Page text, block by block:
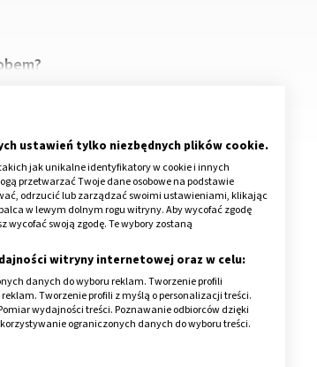
ustawień tylko niezbędnych plików cookie.
jak unikalne identyfikatory w cookie i innych
przetwarzać Twoje dane osobowe na podstawie
odrzucić lub zarządzać swoimi ustawieniami, klikając
w lewym dolnym rogu witryny. Aby wycofać zgodę
wycofać swoją zgodę. Te wybory zostaną
witryny internetowej oraz w celu:
danych do wyboru reklam. Tworzenie profili
Tworzenie profili z myślą o personalizacji treści.
wydajności treści. Poznawanie odbiorców dzięki
ograniczonych danych do wyboru treści.